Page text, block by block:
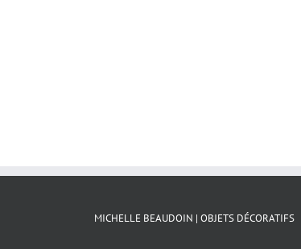
MICHELLE BEAUDOIN | OBJETS DÉCORATIFS